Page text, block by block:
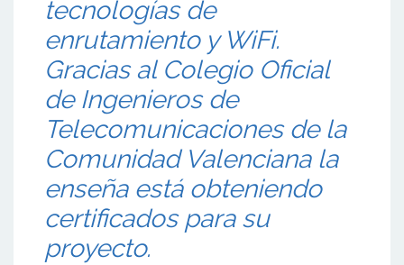
tecnologías de
enrutamiento y WiFi.
Gracias al Colegio Oficial
de Ingenieros de
Telecomunicaciones de la
Comunidad Valenciana la
enseña está obteniendo
certificados para su
proyecto.